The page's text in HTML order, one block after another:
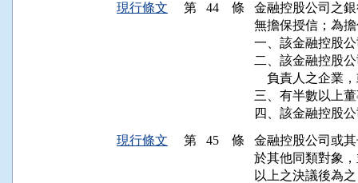
現行條文
第 44 條
金融控股公司之
無擔保授信；為
一、該金融控股
二、該金融控股
負責人之企業
三、有半數以上
四、該金融控股
現行條文
第 45 條
金融控股公司或
於其他同類對象
以上之決議後為